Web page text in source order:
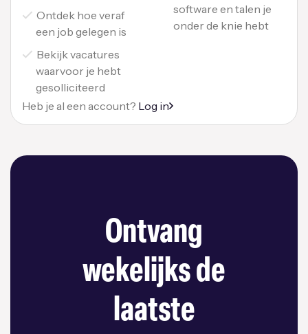
Ontdek hoe veraf
een job gelegen is
Bekijk vacatures
waarvoor je hebt
gesolliciteerd
software en talen je
onder de knie hebt
Heb je al een account? Log in
Ontvang
wekelijks de
laatste